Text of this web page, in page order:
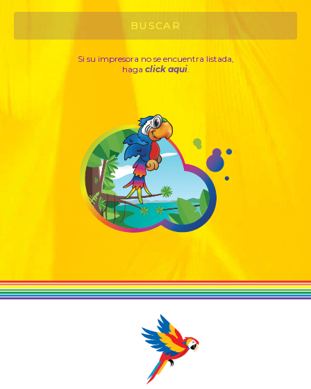
Si su impresora no se encuentra listada,
haga click aqui.